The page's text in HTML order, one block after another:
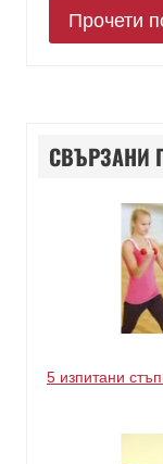
Прочети
СВЪРЗАНИ
5 изпитани